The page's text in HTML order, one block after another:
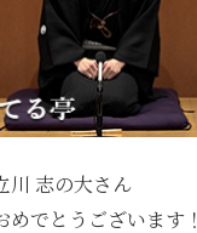
志の大さん
めでとうございます！